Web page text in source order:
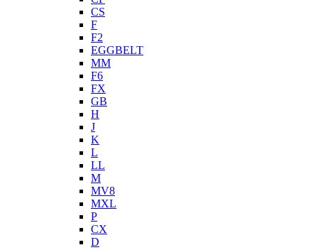
CS
F
F2
EGGBELT
MM
F6
FX
GB
H
J
K
L
LL
M
MV8
MXL
P
CX
D